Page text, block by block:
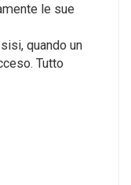
le sue
quando un
Tutto